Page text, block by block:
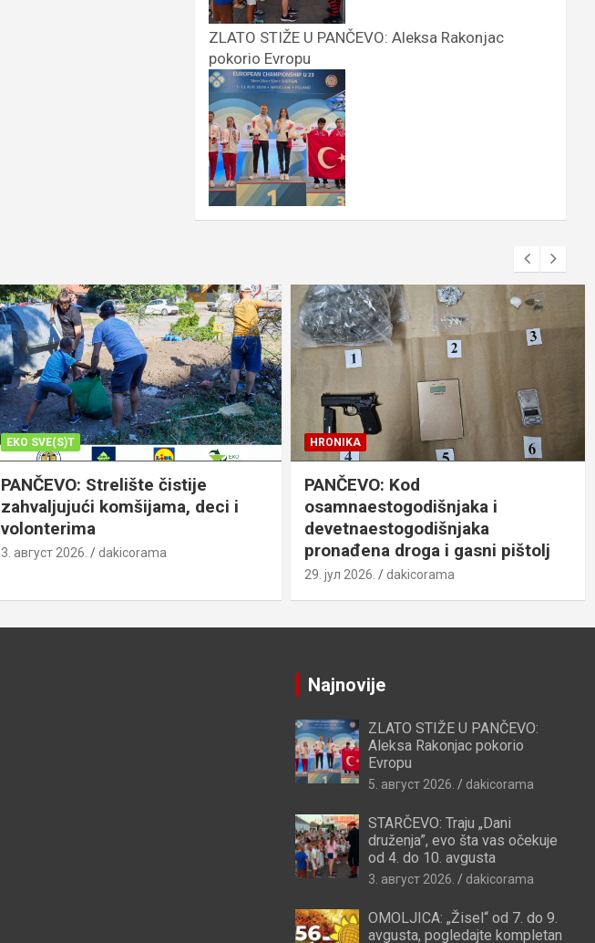
ZLATO STIŽE U PANČEVO: Aleksa Rakonjac
pokorio Evropu
EKO SVE(S)T
PANČEVO: Strelište čistije
zahvaljujući komšijama, deci i
volonterima
3. август 2026. dakicorama
HRONIKA
PANČEVO: Kod
osamnaestogodišnjaka i
devetnaestogodišnjaka
pronađena droga i gasni pištolj
29. јул 2026. dakicorama
Najnovije
ZLATO STIŽE U PANČEVO:
Aleksa Rakonjac pokorio
Evropu
5. август 2026. dakicorama
STARČEVO: Traju „Dani
druženja”, evo šta vas očekuje
od 4. do 10. avgusta
3. август 2026. dakicorama
OMOLJICA: „Žisel“ od 7. do 9.
avgusta, pogledajte kompletan